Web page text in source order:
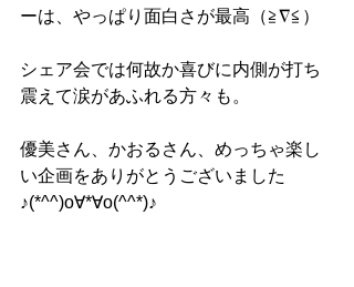
ーは、やっぱり面白さが最高（≧∇≦）
シェア会では何故か喜びに内側が打ち
震えて涙があふれる方々も。
優美さん、かおるさん、めっちゃ楽し
い企画をありがとうございました
♪(*^^)o∀*∀o(^^*)♪